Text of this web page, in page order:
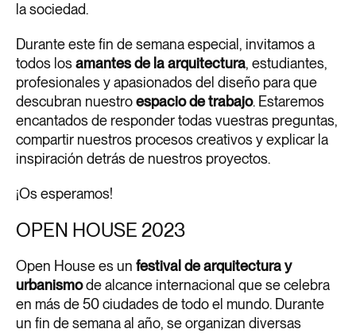
la sociedad.
Durante este fin de semana especial, invitamos a
todos losamantes de la arquitectura, estudiantes,
profesionales y apasionados del diseño para que
descubran nuestroespacio de trabajo. Estaremos
encantados de responder todas vuestras preguntas,
compartir nuestros procesos creativos y explicar la
inspiración detrás de nuestros proyectos.
¡Os esperamos!
OPEN HOUSE 2023
Open House es un festival de arquitectura y
urbanismode alcance internacional que se celebra
en más de 50 ciudades de todo el mundo. Durante
un fin de semana al año, se organizan diversas